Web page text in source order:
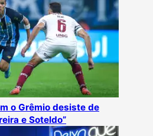
o Grêmio desiste de
e Soteldo”